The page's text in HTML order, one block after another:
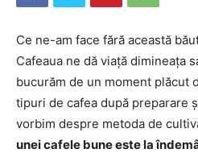
Ce ne-am face fără această
Cafeaua ne dă viață dimineața
bucurăm de un moment plăcut
tipuri de cafea după preparare
vorbim despre metoda de
unei cafele bune este la